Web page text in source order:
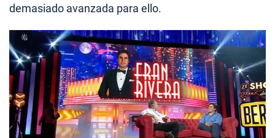
demasiado avanzada para ello.